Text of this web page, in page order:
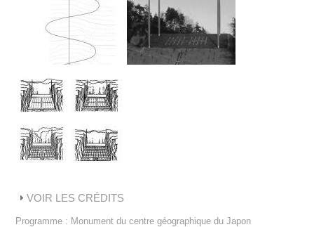
VOIR LES CRÉDITS
Programme : Monument du centre géographique du Japon